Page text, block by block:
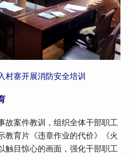
村寨开展消防安全培训
案件教训，组织全体干部职工
教育片《违章作业的代价》《火
触目惊心的画面，强化干部职工